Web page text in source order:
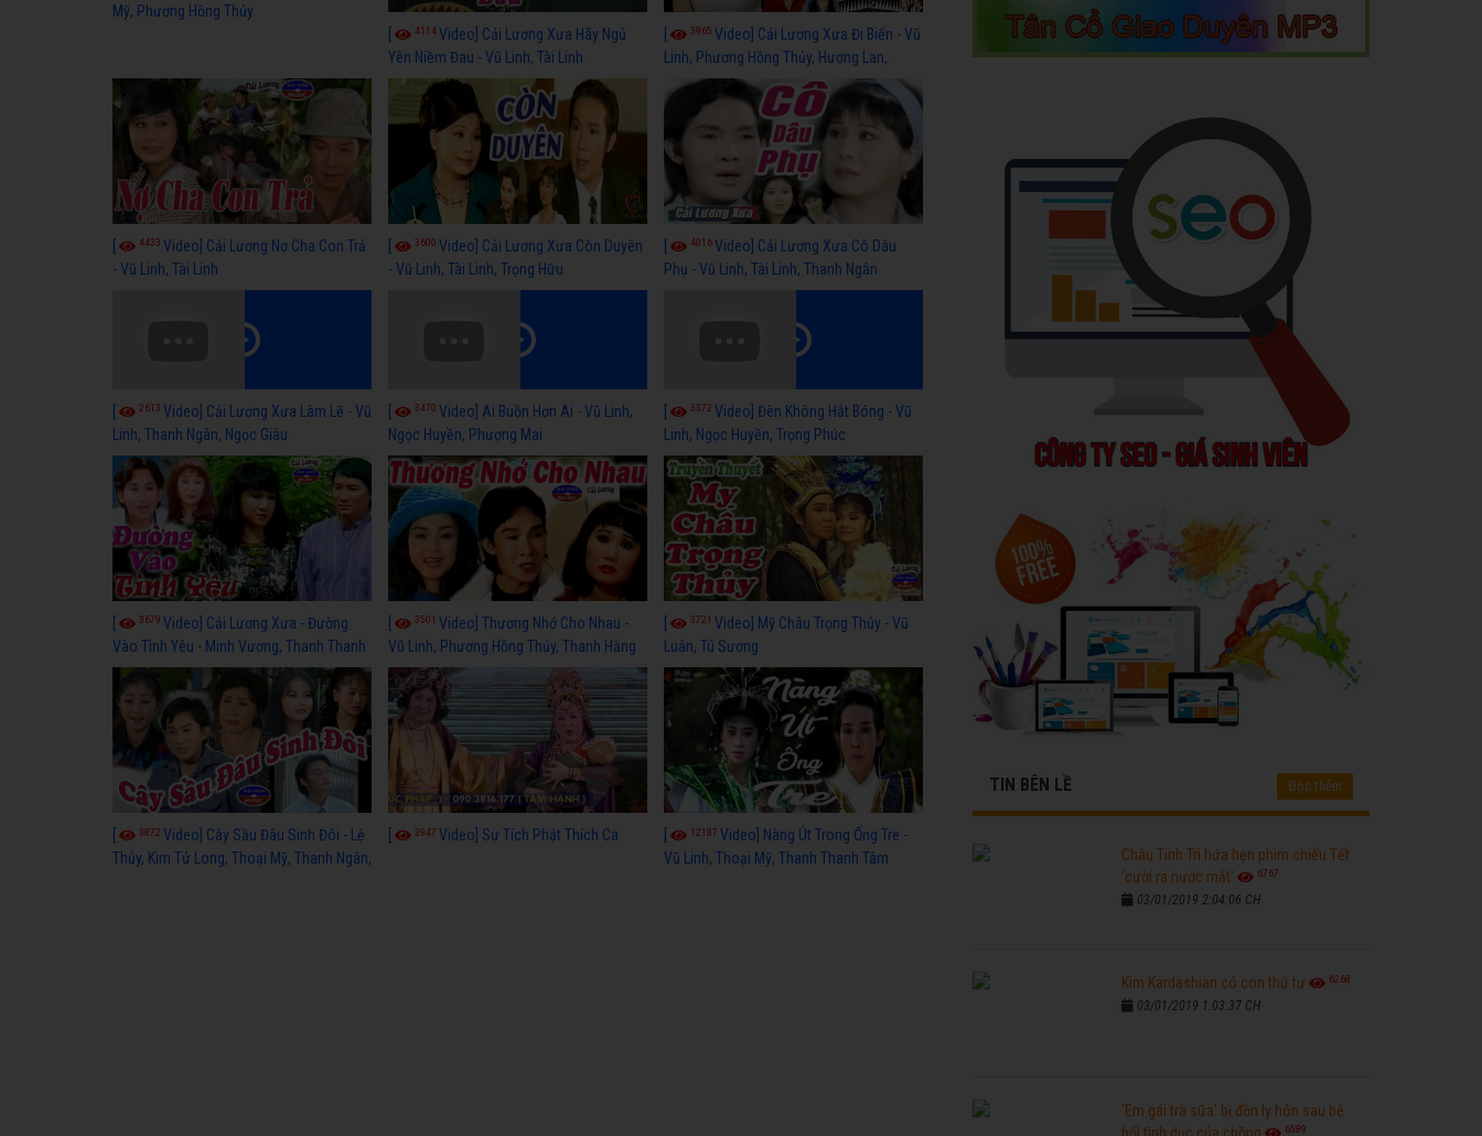
Mỹ, Phương Hồng Thủy
4114Video] Cải Lương Xưa Hãy Ngủ
Yên Niềm Đau - Vũ Linh, Tài Linh
3965 Video] Cải Lương Xưa Đi Biển - Vũ
Linh, Phương Hồng Thủy, Hương Lan,
Thanh Hằng
4433 Video] Cải Lương Nợ Cha Con Trả
- Vũ Linh, Tài Linh
3600 Video] Cải Lương Xưa Còn Duyên
- Vũ Linh, Tài Linh, Trọng Hữu
4016Video] Cải Lương Xưa Cô Dâu
Phụ - Vũ Linh, Tài Linh, Thanh Ngân
2613 Video] Cải Lương Xưa Làm Lẽ - Vũ
Linh, Thanh Ngân, Ngọc Giàu
3470 Video] Ai Buồn Hơn Ai - Vũ Linh,
Ngọc Huyền, Phượng Mai
3372 Video] Đèn Không Hắt Bóng - Vũ
Linh, Ngọc Huyền, Trọng Phúc
3679 Video] Cải Lương Xưa - Đường
Vào Tình Yêu - Minh Vương, Thanh Thanh
Tâm, Kim Tử Long, Thoại Mỹ, Thanh Ngân
3501 Video] Thương Nhớ Cho Nhau -
Vũ Linh, Phương Hồng Thủy, Thanh Hằng
3721 Video] Mỹ Châu Trọng Thủy - Vũ
Luân, Tú Sương
3872 Video] Cây Sầu Đâu Sinh Đôi - Lệ
Thủy, Kim Tử Long, Thoại Mỹ, Thanh Ngân,
3947 Video] Sự Tích Phật Thích Ca 12187 Video] Nàng Út Trong Ống Tre -
Vũ Linh, Thoại Mỹ, Thanh Thanh Tâm
TIN BÊN LỀ Đọc thêm
Châu Tinh Trì hứa hẹn phim chiếu Tết
'cười ra nước mắt'
6767
03/01/2019 2:04:06 CH
Kim Kardashian có con thứ tư 6268
03/01/2019 1:03:37 CH
'Em gái trà sữa' bị đồn ly hôn sau bê
6589